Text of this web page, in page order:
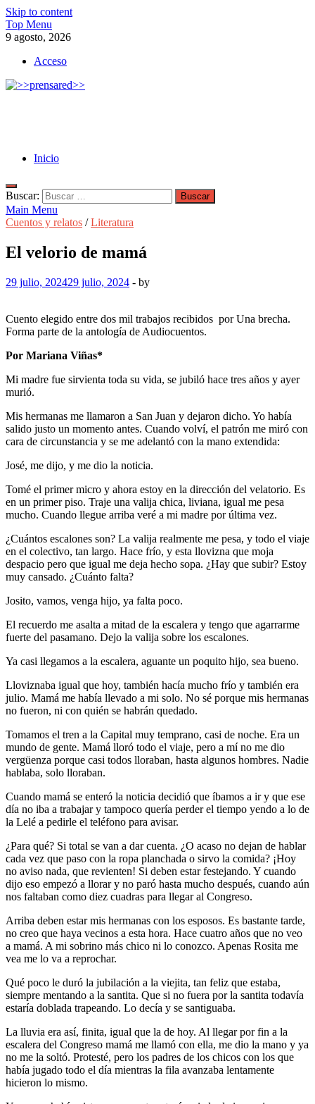
Skip to content
Top Menu
9 agosto, 2026
Acceso
Inicio
Buscar:
Main Menu
Cuentos y relatos /Literatura
El velorio de mamá
29 julio, 202429 julio, 2024 - by
Cuento elegido entre dos mil trabajos recibidos por Una brecha.
Forma parte de la antología de Audiocuentos.
Por Mariana Viñas*
Mi madre fue sirvienta toda su vida, se jubiló hace tres años y ayer
murió.
Mis hermanas me llamaron a San Juan y dejaron dicho. Yo había
salido justo un momento antes. Cuando volví, el patrón me miró con
cara de circunstancia y se me adelantó con la mano extendida:
José, me dijo, y me dio la noticia.
Tomé el primer micro y ahora estoy en la dirección del velatorio. Es
en un primer piso. Traje una valija chica, liviana, igual me pesa
mucho. Cuando llegue arriba veré a mi madre por última vez.
¿Cuántos escalones son? La valija realmente me pesa, y todo el viaje
en el colectivo, tan largo. Hace frío, y esta llovizna que moja
despacio pero que igual me deja hecho sopa. ¿Hay que subir? Estoy
muy cansado. ¿Cuánto falta?
Josito, vamos, venga hijo, ya falta poco.
El recuerdo me asalta a mitad de la escalera y tengo que agarrarme
fuerte del pasamano. Dejo la valija sobre los escalones.
Ya casi llegamos a la escalera, aguante un poquito hijo, sea bueno.
Lloviznaba igual que hoy, también hacía mucho frío y también era
julio. Mamá me había llevado a mi solo. No sé porque mis hermanas
no fueron, ni con quién se habrán quedado.
Tomamos el tren a la Capital muy temprano, casi de noche. Era un
mundo de gente. Mamá lloró todo el viaje, pero a mí no me dio
vergüenza porque casi todos lloraban, hasta algunos hombres. Nadie
hablaba, solo lloraban.
Cuando mamá se enteró la noticia decidió que íbamos a ir y que ese
día no iba a trabajar y tampoco quería perder el tiempo yendo a lo de
la Lelé a pedirle el teléfono para avisar.
¿Para qué? Si total se van a dar cuenta. ¿O acaso no dejan de hablar
cada vez que paso con la ropa planchada o sirvo la comida? ¡Hoy
no aviso nada, que revienten! Si deben estar festejando. Y cuando
dijo eso empezó a llorar y no paró hasta mucho después, cuando aún
nos faltaban como diez cuadras para llegar al Congreso.
Arriba deben estar mis hermanas con los esposos. Es bastante tarde,
no creo que haya vecinos a esta hora. Hace cuatro años que no veo
a mamá. A mi sobrino más chico ni lo conozco. Apenas Rosita me
vea me lo va a reprochar.
Qué poco le duró la jubilación a la viejita, tan feliz que estaba,
siempre mentando a la santita. Que si no fuera por la santita todavía
estaría doblada trapeando. Lo decía y se santiguaba.
La lluvia era así, finita, igual que la de hoy. Al llegar por fin a la
escalera del Congreso mamá me llamó con ella, me dio la mano y ya
no me la soltó. Protesté, pero los padres de los chicos con los que
había jugado todo el día mientras la fila avanzaba lentamente
hicieron lo mismo.